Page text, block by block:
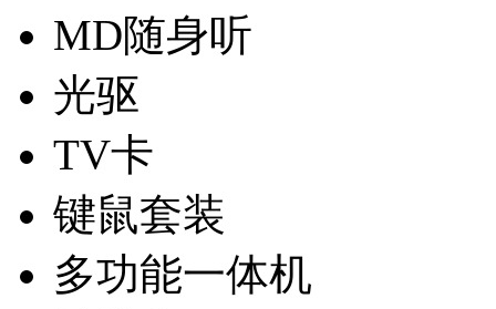
MD随身听
光驱
TV卡
键鼠套装
多功能一体机